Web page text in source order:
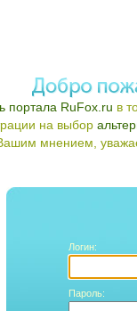
портала RuFox.ru в
на выбор
мнением,
Логин:
Пароль: